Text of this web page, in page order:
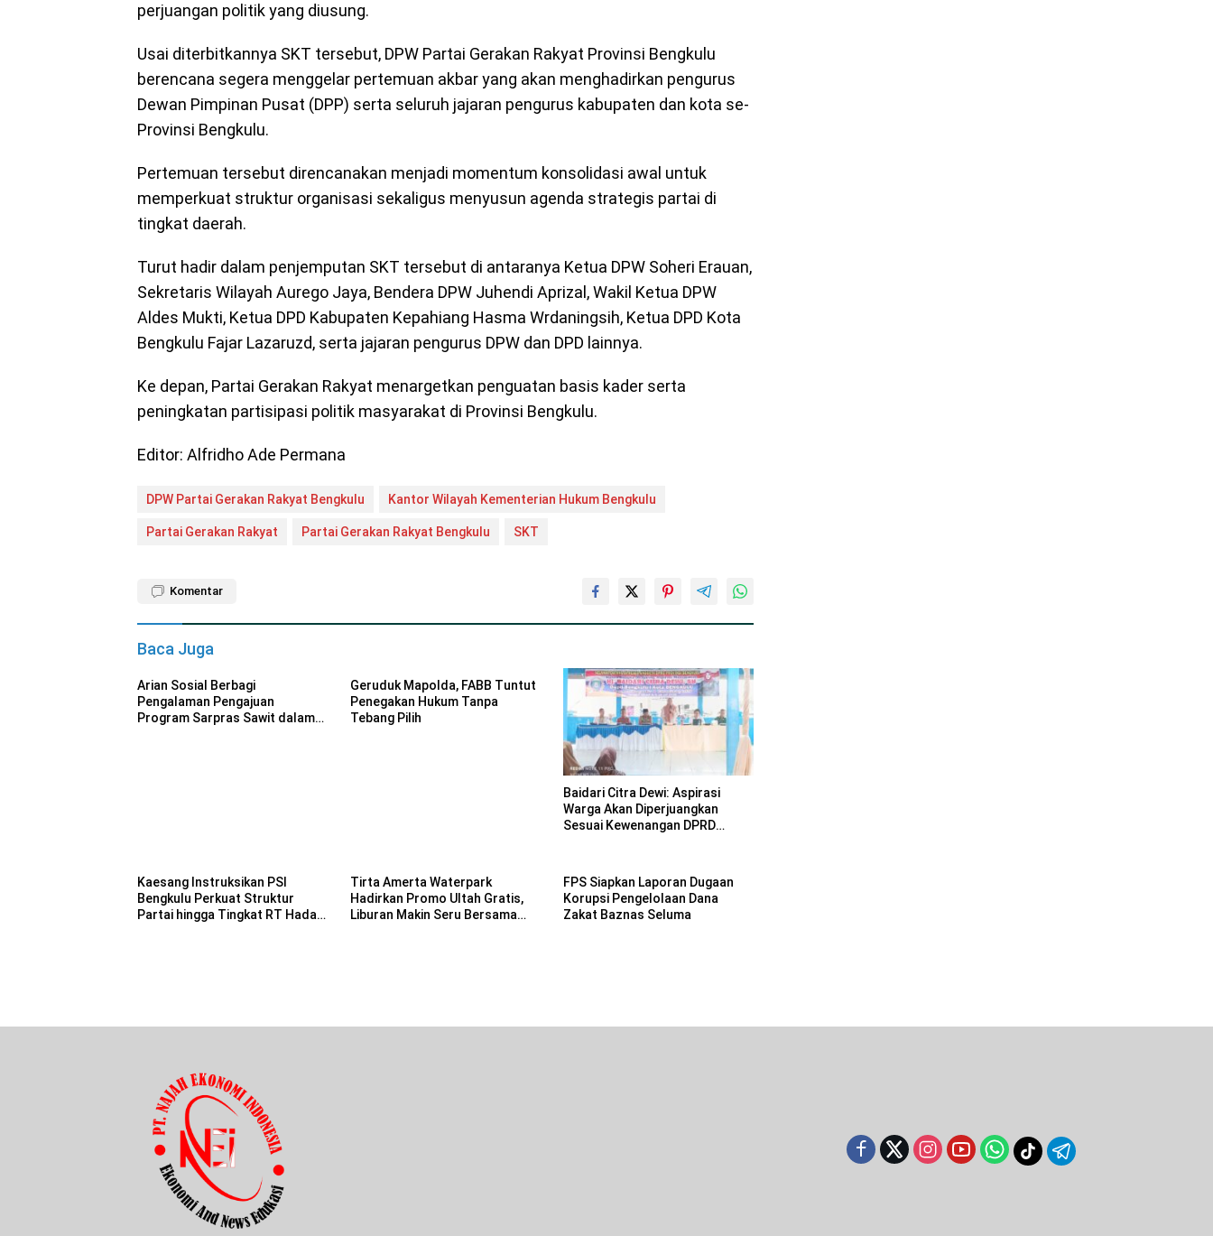
perjuangan politik yang diusung.
Usai diterbitkannya SKT tersebut, DPW Partai Gerakan Rakyat Provinsi Bengkulu
berencana segera menggelar pertemuan akbar yang akan menghadirkan pengurus
Dewan Pimpinan Pusat (DPP) serta seluruh jajaran pengurus kabupaten dan kota se-
Provinsi Bengkulu.
Pertemuan tersebut direncanakan menjadi momentum konsolidasi awal untuk
memperkuat struktur organisasi sekaligus menyusun agenda strategis partai di
tingkat daerah.
Turut hadir dalam penjemputan SKT tersebut di antaranya Ketua DPW Soheri Erauan,
Sekretaris Wilayah Aurego Jaya, Bendera DPW Juhendi Aprizal, Wakil Ketua DPW
Aldes Mukti, Ketua DPD Kabupaten Kepahiang Hasma Wrdaningsih, Ketua DPD Kota
Bengkulu Fajar Lazaruzd, serta jajaran pengurus DPW dan DPD lainnya.
Ke depan, Partai Gerakan Rakyat menargetkan penguatan basis kader serta
peningkatan partisipasi politik masyarakat di Provinsi Bengkulu.
Editor: Alfridho Ade Permana
DPW Partai Gerakan Rakyat Bengkulu Kantor Wilayah Kementerian Hukum Bengkulu
Partai Gerakan Rakyat Partai Gerakan Rakyat Bengkulu SKT
Komentar
Baca Juga
Arian Sosial Berbagi
Pengalaman Pengajuan
Program Sarpras Sawit dalam
Geruduk Mapolda, FABB Tuntut
Penegakan Hukum Tanpa
Tebang Pilih
Baidari Citra Dewi: Aspirasi
Warga Akan Diperjuangkan
Sesuai Kewenangan DPRD
Kaesang Instruksikan PSI
Bengkulu Perkuat Struktur
Partai hingga Tingkat RT Hadapi
Tirta Amerta Waterpark
Hadirkan Promo Ultah Gratis,
Liburan Makin Seru Bersama
FPS Siapkan Laporan Dugaan
Korupsi Pengelolaan Dana
Zakat Baznas Seluma